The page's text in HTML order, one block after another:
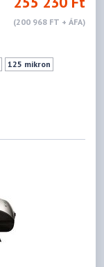
(200 968 FT + ÁFA)
125 mikron